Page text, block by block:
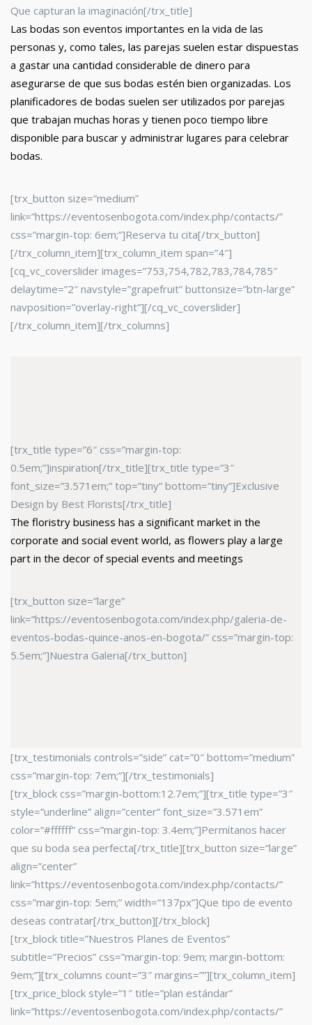
Que capturan la imaginación[/trx_title]
Las bodas son eventos importantes en la vida de las
personas y, como tales, las parejas suelen estar dispuestas
a gastar una cantidad considerable de dinero para
asegurarse de que sus bodas estén bien organizadas. Los
planificadores de bodas suelen ser utilizados por parejas
que trabajan muchas horas y tienen poco tiempo libre
disponible para buscar y administrar lugares para celebrar
bodas.
[trx_button size=”medium”
link=”https://eventosenbogota.com/index.php/contacts/”
css=”margin-top: 6em;”]Reserva tu cita[/trx_button]
[/trx_column_item][trx_column_item span=”4″]
[cq_vc_coverslider images=”753,754,782,783,784,785″
delaytime=”2″ navstyle=”grapefruit” buttonsize=”btn-large”
navposition=”overlay-right”][/cq_vc_coverslider]
[/trx_column_item][/trx_columns]
[trx_title type=”6″ css=”margin-top:
0.5em;”]inspiration[/trx_title][trx_title type=”3″
font_size=”3.571em;” top=”tiny” bottom=”tiny”]Exclusive
Design by Best Florists[/trx_title]
The floristry business has a significant market in the
corporate and social event world, as flowers play a large
part in the decor of special events and meetings
[trx_button size=”large”
link=”https://eventosenbogota.com/index.php/galeria-de-
eventos-bodas-quince-anos-en-bogota/” css=”margin-top:
5.5em;”]Nuestra Galeria[/trx_button]
[trx_testimonials controls=”side” cat=”0″ bottom=”medium”
css=”margin-top: 7em;”][/trx_testimonials]
[trx_block css=”margin-bottom:12.7em;”][trx_title type=”3″
style=”underline” align=”center” font_size=”3.571em”
color=”#ffffff” css=”margin-top: 3.4em;”]Permítanos hacer
que su boda sea perfecta[/trx_title][trx_button size=”large”
align=”center”
link=”https://eventosenbogota.com/index.php/contacts/”
css=”margin-top: 5em;” width=”137px”]Que tipo de evento
deseas contratar[/trx_button][/trx_block]
[trx_block title=”Nuestros Planes de Eventos”
subtitle=”Precios” css=”margin-top: 9em; margin-bottom:
9em;”][trx_columns count=”3″ margins=””][trx_column_item]
[trx_price_block style=”1″ title=”plan estándar”
link=”https://eventosenbogota.com/index.php/contacts/”